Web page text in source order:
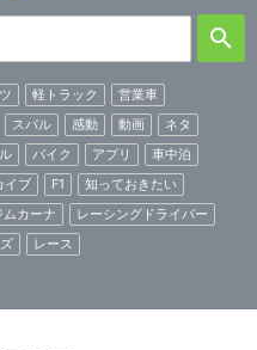
軽トラック
営業車
スバル 感動 動画
ネタ
バイク アプリ
車中泊
イブ F1
知っておきたい
ムカーナ
レーシングドライバー
レース